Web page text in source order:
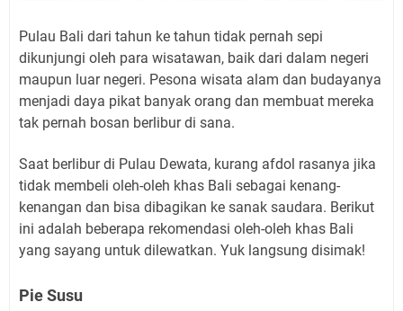
Pulau Bali dari tahun ke tahun tidak pernah sepi
dikunjungi oleh para wisatawan, baik dari dalam negeri
maupun luar negeri. Pesona wisata alam dan budayanya
menjadi daya pikat banyak orang dan membuat mereka
tak pernah bosan berlibur di sana.
Saat berlibur di Pulau Dewata, kurang afdol rasanya jika
tidak membeli oleh-oleh khas Bali sebagai kenang-
kenangan dan bisa dibagikan ke sanak saudara. Berikut
ini adalah beberapa rekomendasi oleh-oleh khas Bali
yang sayang untuk dilewatkan. Yuk langsung disimak!
Pie Susu